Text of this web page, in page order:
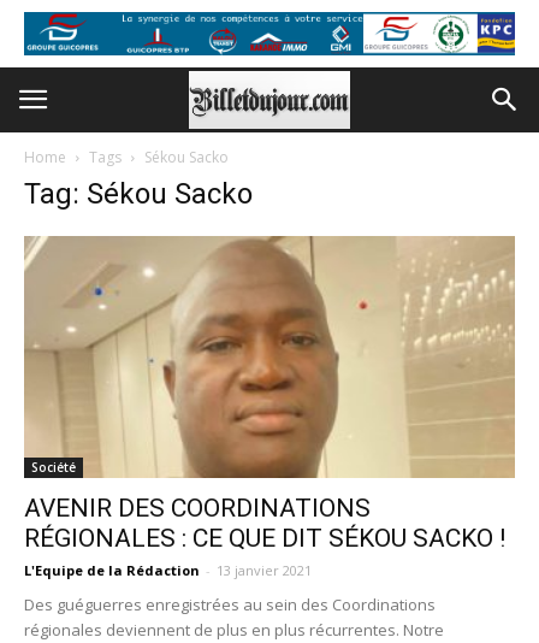
Home Tags Sékou Sacko
Tag: Sékou Sacko
Société
AVENIR DES COORDINATIONS
RÉGIONALES : CE QUE DIT SÉKOU SACKO !
L'Equipe de la Rédaction - 13 janvier 2021
Des guéguerres enregistrées au sein des Coordinations
régionales deviennent de plus en plus récurrentes. Notre